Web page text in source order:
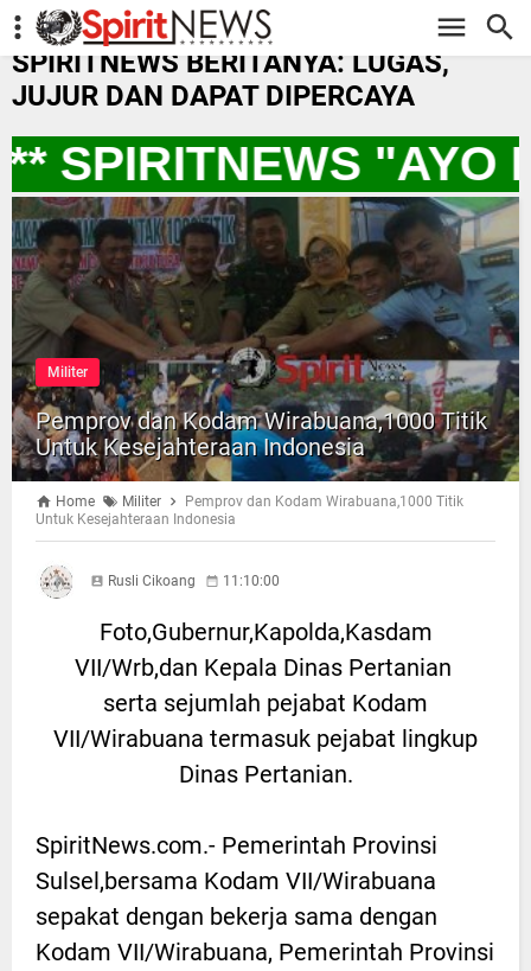
-->
SPIRITNEWS BERITANYA: LUGAS,
JUJUR DAN DAPAT DIPERCAYA
"AYO
Militer
Pemprov dan Kodam Wirabuana,1000 Titik
Untuk Kesejahteraan Indonesia
Home Militer
Pemprov dan Kodam Wirabuana,1000 Titik
Untuk Kesejahteraan Indonesia
Rusli Cikoang 11:10:00
Foto,Gubernur,Kapolda,Kasdam
VII/Wrb,dan Kepala Dinas Pertanian
serta sejumlah pejabat Kodam
VII/Wirabuana termasuk pejabat lingkup
Dinas Pertanian.
SpiritNews.com.- Pemerintah Provinsi
Sulsel,bersama Kodam VII/Wirabuana
sepakat dengan bekerja sama dengan
Kodam VII/Wirabuana, Pemerintah Provinsi